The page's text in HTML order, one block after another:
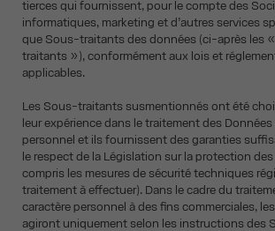
tierces qui fournissent, pour le compte des
informatiques, marketing et d’autres services
que Sous-traitants des données (ci-après les
traitants »), conformément aux lois et
applicables.
Les Sous-traitants susmentionnés ont été
leur expérience dans le traitement des Données
personnel et ils fournissent des garanties
le respect de la Législation sur la protection
compris les mesures de sécurité techniques
traitement à effectuer). Dans le cadre du
caractère personnel à des fins commerciales,
agiront uniquement selon les instructions des